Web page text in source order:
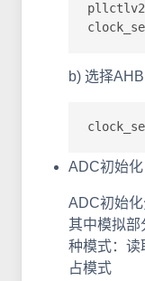
b) 选择
ADC初始化
ADC初始
其中模拟部
种模式：读
占模式